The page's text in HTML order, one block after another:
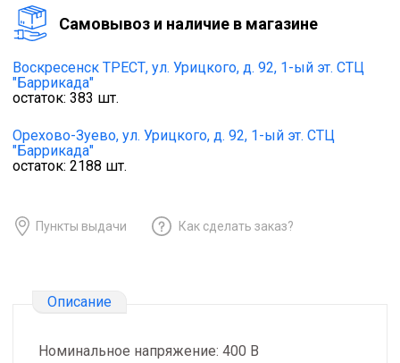
Cамовывоз и наличие в магазине
Воскресенск ТРЕСТ, ул. Урицкого, д. 92, 1-ый эт. СТЦ
"Баррикада"
остаток: 383 шт.
Орехово-Зуево, ул. Урицкого, д. 92, 1-ый эт. СТЦ
"Баррикада"
остаток: 2188 шт.
Пункты выдачи Как сделать заказ?
Описание
Номинальное напряжение: 400 В